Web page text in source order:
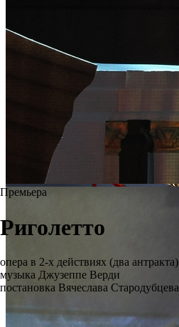
Премьера
Риголетто
опера в 2-х действиях (два антракта)
музыка Джузеппе Верди
постановка Вячеслава Стародубцева